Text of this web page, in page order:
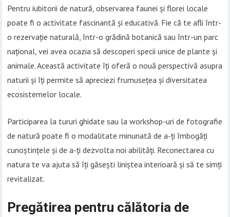
Pentru iubitorii de natură, observarea faunei și florei locale
poate fi o activitate fascinantă și educativă. Fie că te afli într-
o rezervație naturală, într-o grădină botanică sau într-un parc
național, vei avea ocazia să descoperi specii unice de plante și
animale. Această activitate îți oferă o nouă perspectivă asupra
naturii și îți permite să apreciezi frumusețea și diversitatea
ecosistemelor locale.
Participarea la tururi ghidate sau la workshop-uri de fotografie
de natură poate fi o modalitate minunată de a-ți îmbogăți
cunoștințele și de a-ți dezvolta noi abilități. Reconectarea cu
natura te va ajuta să îți găsești liniștea interioară și să te simți
revitalizat.
Pregătirea pentru călătoria de